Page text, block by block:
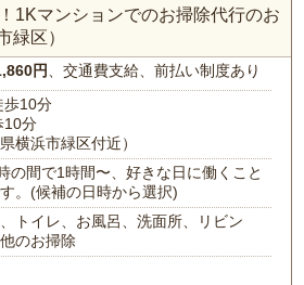
1Kマンションでのお掃除代行のお
緑区）
円、交通費支給、前払い制度あり
歩10分
10分
横浜市緑区付近）
の間で1時間〜、好きな日に働くこと
。(候補の日時から選択)
トイレ、お風呂、洗面所、リビン
のお掃除